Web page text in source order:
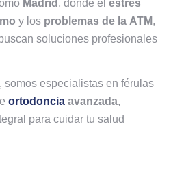
Madrid , donde el estrés
y los problemas de la ATM,
soluciones profesionales
, somos especialistas en férulas
ortodoncia avanzada,
para cuidar tu salud